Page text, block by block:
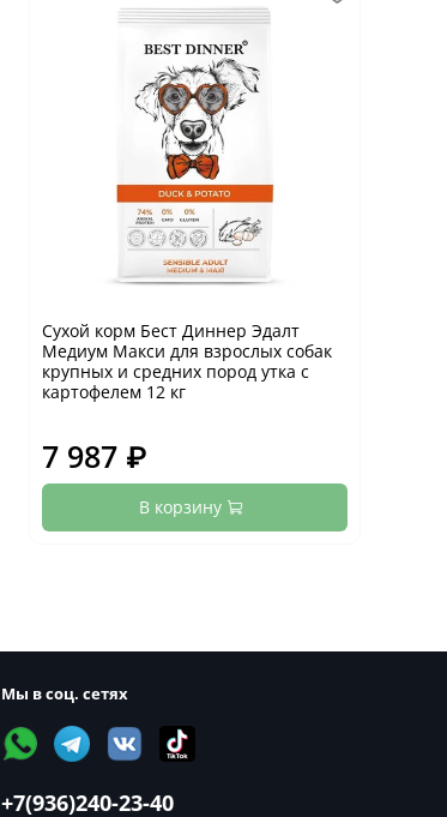
Сухой корм Бест Диннер Эдалт
Медиум Макси для взрослых собак
крупных и средних пород утка с
картофелем 12 кг
7 987 ₽
В корзину
Мы в соц. сетях
+7(936)240-23-40